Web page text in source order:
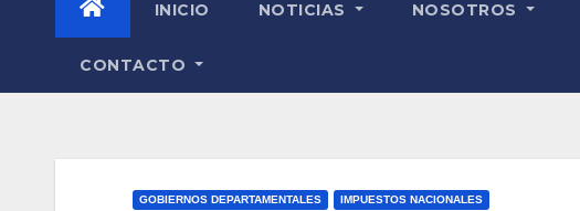
INICIO NOTICIAS NOSOTROS
CONTACTO
GOBIERNOS DEPARTAMENTALES IMPUESTOS NACIONALES